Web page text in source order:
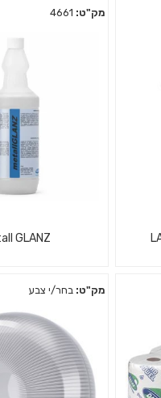
מק"ט:
GLANZ
חומר לניקוי חלודה
ברזים, ניקל,
מק"ט: בחר/י צבע